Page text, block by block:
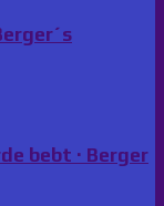
bebt · Berger